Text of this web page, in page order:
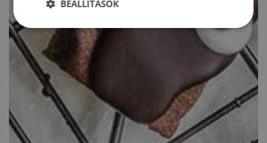
BEÁLLÍTÁSOK